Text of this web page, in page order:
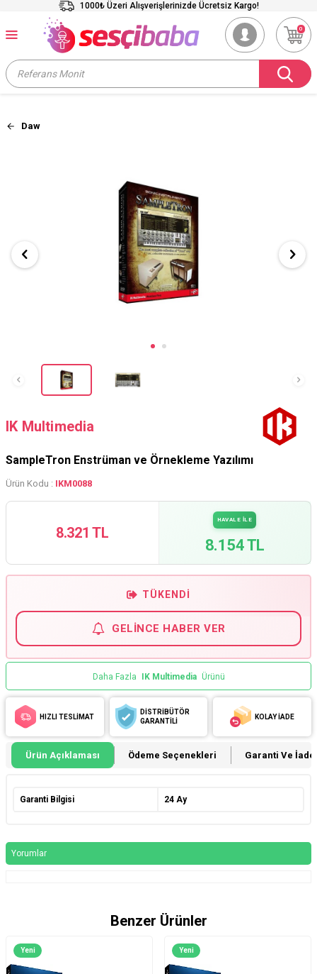
1000₺ Üzeri Alışverişlerinizde Ücretsiz Kargo!
0
Daw
IK Multimedia
SampleTron Enstrüman ve Örnekleme Yazılımı
Ürün Kodu : IKM0088
8.321 TL
HAVALE İLE
8.154 TL
TÜKENDI
GELINCE HABER VER
Daha Fazla IK Multimedia Ürünü
HIZLI TESLİMAT
DİSTRİBÜTÖR
GARANTİLİ
KOLAY İADE
Ürün Açıklaması Ödeme Seçenekleri Garanti Ve İade
Garanti Bilgisi 24 Ay
Yorumlar
Benzer Ürünler
Yeni Yeni